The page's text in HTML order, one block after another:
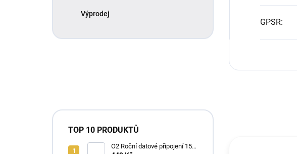
Výprodej
TOP 10 PRODUKTŮ
O2 Roční datové připojení 15
GPSR: